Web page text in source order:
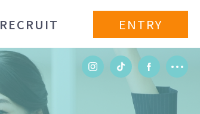
RECRUIT ENTRY